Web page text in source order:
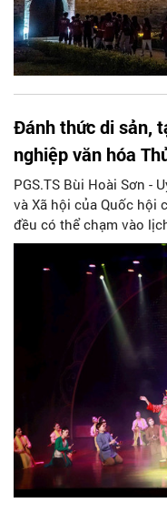
Đánh thức di sản,
nghiệp văn hóa
PGS.TS Bùi Hoài Sơn -
và Xã hội của Quốc hội
đều có thể chạm vào
mặt hồ, nếp nhà, câu
đều có thể kể một câu
dân tộc. Nhưng trong
chỉ Hà Nội có bao
thức, không gian ký ức,
ấy trở thành nguồn lực
thành động lực sáng